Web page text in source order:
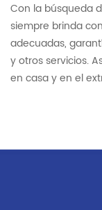
Con la búsqueda
siempre brinda
adecuadas,
y otros servicios.
en casa y en el